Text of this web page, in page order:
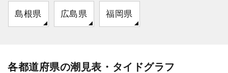
島根県 広島県 福岡県
各都道府県の潮見表・タイドグラフ